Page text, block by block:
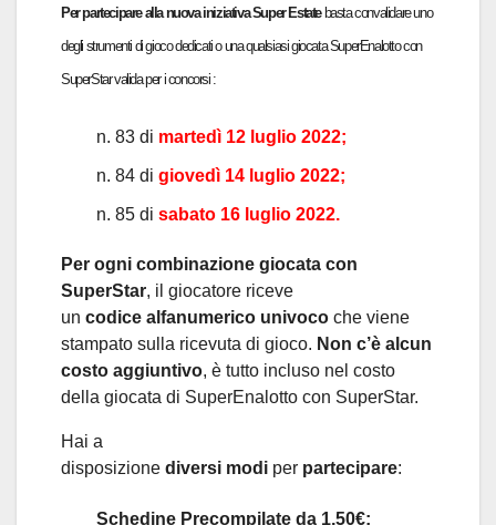
Per partecipare alla nuova iniziativaSuper Estate bastaconvalidareuno
degli strumenti digiocodedicatio unaqualsiasi giocata SuperEnalotto con
SuperStarvalidaper i concorsi :
n. 83 di martedì 12 luglio 2022;
n. 84 di giovedì 14 luglio 2022;
n. 85 di sabato 16 luglio 2022.
Per ogni combinazione giocata con
SuperStar, il giocatore riceve
un codice alfanumerico univoco che viene
stampato sulla ricevuta di gioco. Non c’è alcun
costo aggiuntivo, è tutto incluso nel costo
della giocata di SuperEnalotto con SuperStar.
Hai a
disposizione diversi modi per partecipare:
Schedine Precompilate da 1,50€;